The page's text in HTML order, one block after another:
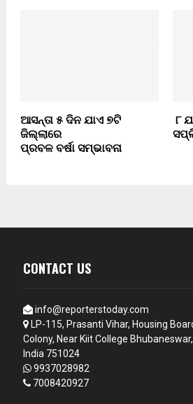
ଆସନ୍ତା ୫ ଦିନ ଯାଏ ୭ଟି
ଜିଲ୍ଲାରେ
ପ୍ରବଳ ବର୍ଷା ସମ୍ଭାବନା
୮
CONTACT US
info@reporterstoday.com
LP-115, Prasanti Vihar, Housing
Colony, Near Kiit College
India 751024
9937028982
7008420927